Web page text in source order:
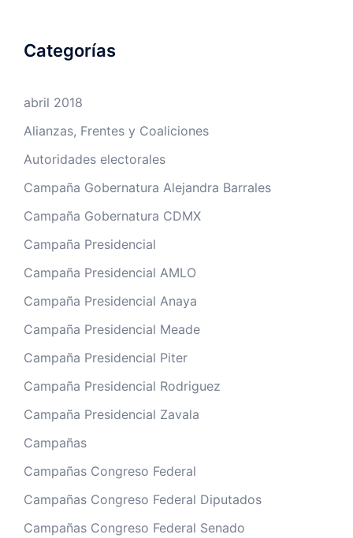
Categorías
abril 2018
Alianzas, Frentes y Coaliciones
Autoridades electorales
Campaña Gobernatura Alejandra Barrales
Campaña Gobernatura CDMX
Campaña Presidencial
Campaña Presidencial AMLO
Campaña Presidencial Anaya
Campaña Presidencial Meade
Campaña Presidencial Piter
Campaña Presidencial Rodriguez
Campaña Presidencial Zavala
Campañas
Campañas Congreso Federal
Campañas Congreso Federal Diputados
Campañas Congreso Federal Senado